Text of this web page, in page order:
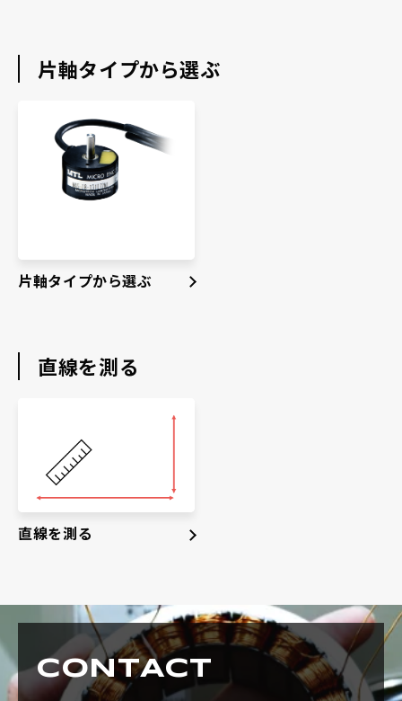
片軸タイプから選ぶ
片軸タイプから選ぶ
直線を測る
直線を測る
CONTACT